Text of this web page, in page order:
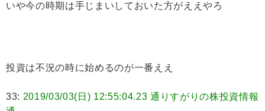
いや今の時期は手じまいしておいた方がええやろ
投資は不況の時に始めるのが一番ええ
33: 2019/03/03(日) 12:55:04.23 通りすがりの株投資情報